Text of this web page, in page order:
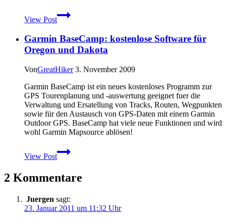
View Post
Rucksack
für
und
Wochenendtrips
Osprey
Kestrel
38
Garmin BaseCamp: kostenlose Software für
Oregon und Dakota
VonGreatHiker 3. November 2009
Garmin BaseCamp ist ein neues kostenloses Programm zur
GPS Tourenplanung und -auswertung geeignet fuer die
Verwaltung und Ersatellung von Tracks, Routen, Wegpunkten
sowie für den Austausch von GPS-Daten mit einem Garmin
Outdoor GPS. BaseCamp hat viele neue Funktionen und wird
wohl Garmin Mapsource ablösen!
View Post
Garmin
BaseCamp:
Software
und
Dakota
2 Kommentare
Juergen sagt:
23. Januar 2011 um 11:32 Uhr